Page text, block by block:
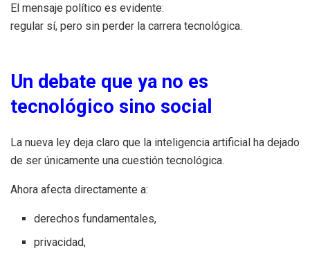
El mensaje político es evidente:
regular sí, pero sin perder la carrera tecnológica.
Un debate que ya no es
tecnológico sino social
La nueva ley deja claro que la inteligencia artificial ha dejado
de ser únicamente una cuestión tecnológica.
Ahora afecta directamente a:
derechos fundamentales,
privacidad,